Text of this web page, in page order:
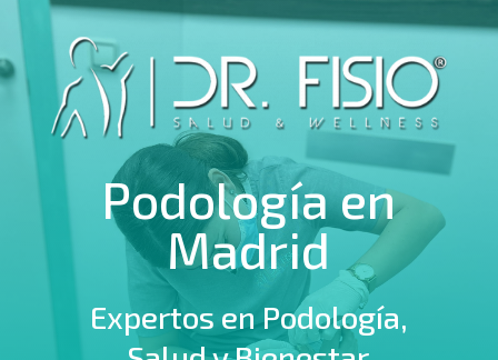
Podología en
Madrid
Expertos en Podología,